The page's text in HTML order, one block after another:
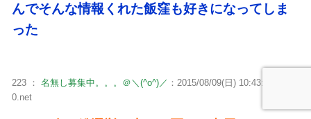
んでそんな情報くれた飯窪も好きになってしま
った
223 ： 名無し募集中。。。＠＼(^o^)／ ：2015/08/09(日) 10:43:07.03
0.net